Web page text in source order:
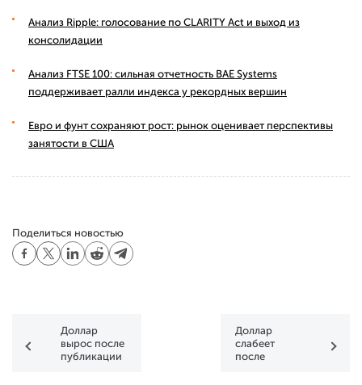
Анализ Ripple: голосование по CLARITY Act и выход из
консолидации
Анализ FTSE 100: сильная отчетность BAE Systems
поддерживает ралли индекса у рекордных вершин
Евро и фунт сохраняют рост: рынок оценивает перспективы
занятости в США
Поделиться новостью
Доллар
вырос после
публикации
Доллар
слабеет
после